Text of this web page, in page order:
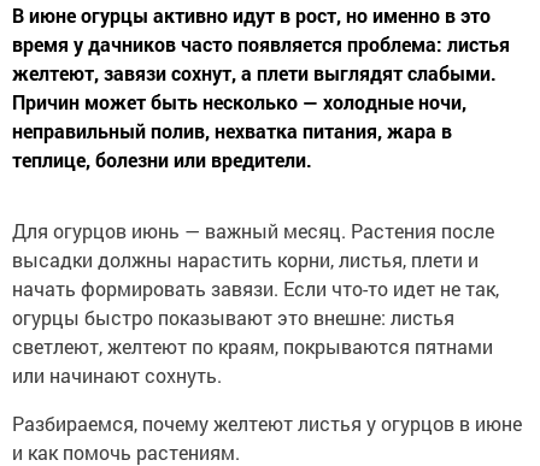
В июне огурцы активно идут в рост, но именно в это
время у дачников часто появляется проблема: листья
желтеют, завязи сохнут, а плети выглядят слабыми.
Причин может быть несколько — холодные ночи,
неправильный полив, нехватка питания, жара в
теплице, болезни или вредители.
Для огурцов июнь — важный месяц. Растения после
высадки должны нарастить корни, листья, плети и
начать формировать завязи. Если что-то идет не так,
огурцы быстро показывают это внешне: листья
светлеют, желтеют по краям, покрываются пятнами
или начинают сохнуть.
Разбираемся, почему желтеют листья у огурцов в июне
и как помочь растениям.